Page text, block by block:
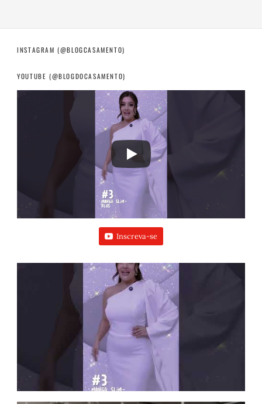
INSTAGRAM (@BLOGCASAMENTO)
YOUTUBE (@BLOGDOCASAMENTO)
Inscreva-se